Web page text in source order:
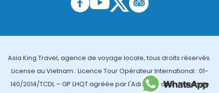
Asia King Travel, agence de voyage locale, tous droits réservés.
License au Vietnam : Licence Tour Opérateur International : 01-
140/2014/TCDL – GP LHQT agréée par l'Administration Nationale